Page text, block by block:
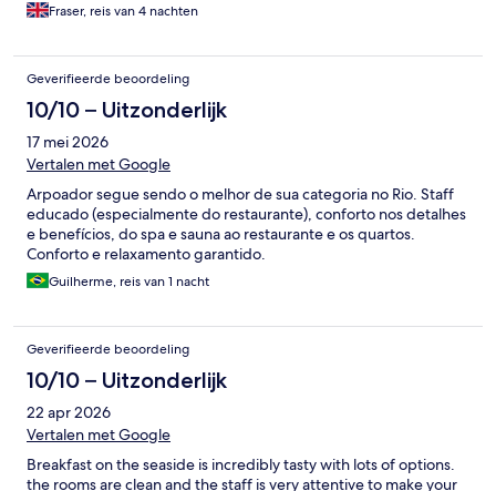
Fraser, reis van 4 nachten
Geverifieerde beoordeling
10/10 – Uitzonderlijk
17 mei 2026
Vertalen met Google
Arpoador segue sendo o melhor de sua categoria no Rio. Staff
educado (especialmente do restaurante), conforto nos detalhes
e benefícios, do spa e sauna ao restaurante e os quartos.
Conforto e relaxamento garantido.
Guilherme, reis van 1 nacht
Geverifieerde beoordeling
10/10 – Uitzonderlijk
22 apr 2026
Vertalen met Google
Breakfast on the seaside is incredibly tasty with lots of options.
the rooms are clean and the staff is very attentive to make your